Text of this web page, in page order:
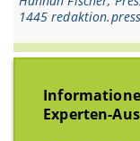
Experten-
1445